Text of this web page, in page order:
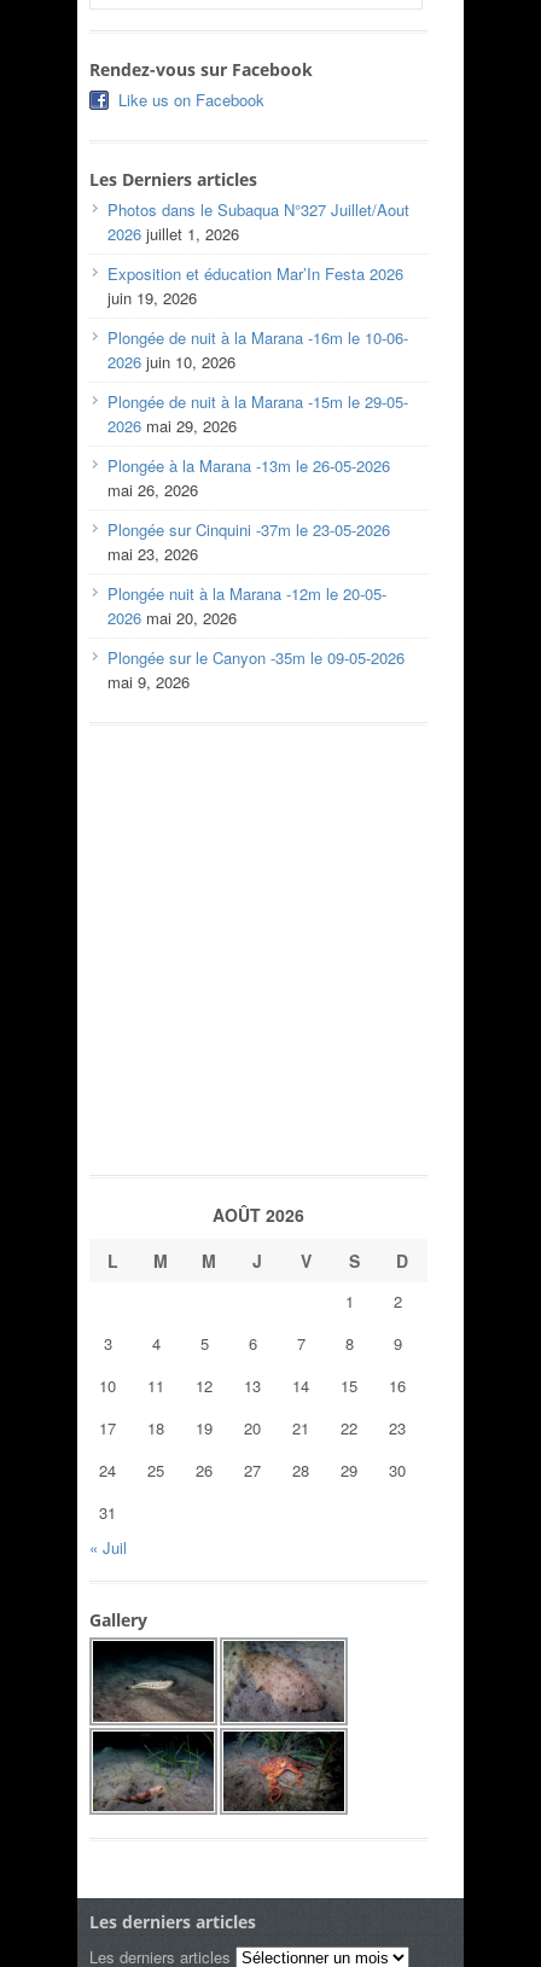
Rendez-vous sur Facebook
Like us on Facebook
Les Derniers articles
Photos dans le Subaqua N°327 Juillet/Aout
2026 juillet 1, 2026
Exposition et éducation Mar’In Festa 2026
juin 19, 2026
Plongée de nuit à la Marana -16m le 10-06-
2026 juin 10, 2026
Plongée de nuit à la Marana -15m le 29-05-
2026 mai 29, 2026
Plongée à la Marana -13m le 26-05-2026
mai 26, 2026
Plongée sur Cinquini -37m le 23-05-2026
mai 23, 2026
Plongée nuit à la Marana -12m le 20-05-
2026 mai 20, 2026
Plongée sur le Canyon -35m le 09-05-2026
mai 9, 2026
AOÛT 2026
L
M M J V S D
1
2
3
4 5 6 7 8
9
10
11 12 13 14 15
16
17
18 19 20 21 22
23
24
25 26 27 28 29
30
31
« Juil
Gallery
Les derniers articles
Les derniers articles